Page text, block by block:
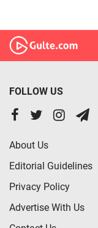
FOLLOW US
About Us
Editorial Guidelines
Privacy Policy
Advertise With Us